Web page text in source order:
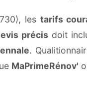
les tarifs
précis doit
.
MaPrimeRénov'